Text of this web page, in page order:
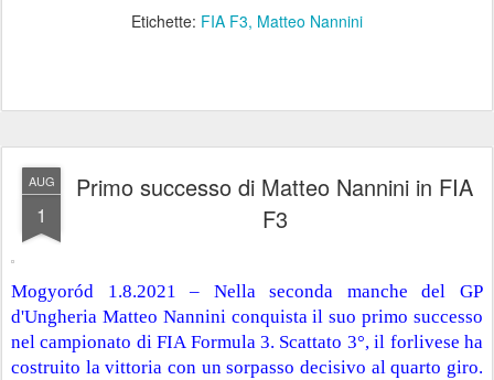
Etichette: FIA F3 Matteo Nannini
AUG
1
Primo successo di Matteo Nannini in FIA
F3
Mogyoród 1.8.2021 – Nella seconda manche del GP
d'Ungheria Matteo Nannini conquista il suo primo successo
nel campionato di FIA Formula 3. Scattato 3°, il forlivese ha
costruito la vittoria con un sorpasso decisivo al quarto giro.